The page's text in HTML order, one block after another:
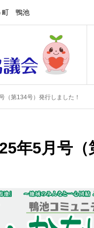
町 鴨池
（第134号）発行しました！
年5月号（